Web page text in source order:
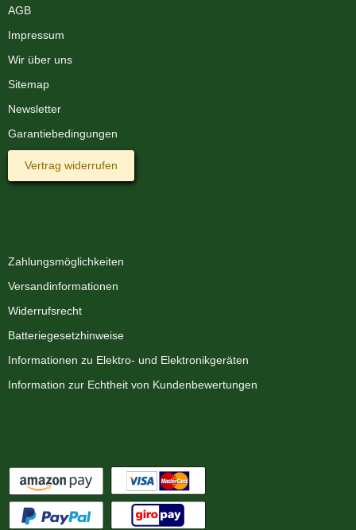
AGB
Impressum
Wir über uns
Sitemap
Newsletter
Garantiebedingungen
Vertrag widerrufen
Zahlungsmöglichkeiten
Versandinformationen
Widerrufsrecht
Batteriegesetzhinweise
Informationen zu Elektro- und Elektronikgeräten
Information zur Echtheit von Kundenbewertungen